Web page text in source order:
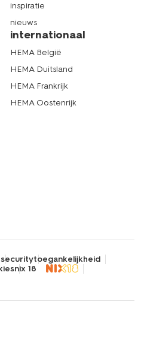
inspiratie
nieuws
internationaal
HEMA België
HEMA Duitsland
HEMA Frankrijk
HEMA Oostenrijk
securitytoegankelijkheid
nix 18